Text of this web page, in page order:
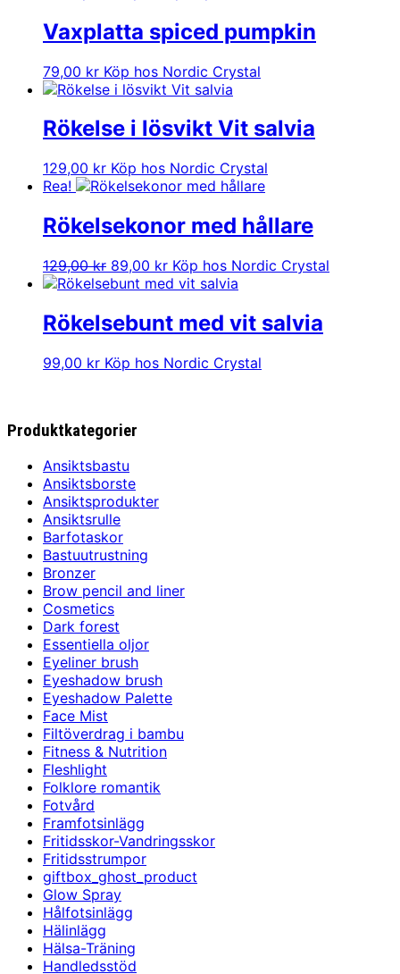
Vaxplatta spiced pumpkin
79,00 kr Köp hos Nordic Crystal
Rökelse i lösvikt Vit salvia
129,00 kr Köp hos Nordic Crystal
Rea!
Rökelsekonor med hållare
129,00kr Det
ursprungliga
var:
129,00 kr.
89,00 krDet
nuvarande
är:
89,00 kr.
Köp hos Nordic Crystal
Rökelsebunt med vit salvia
99,00 kr Köp hos Nordic Crystal
Produktkategorier
Ansiktsbastu
Ansiktsborste
Ansiktsprodukter
Ansiktsrulle
Barfotaskor
Bastuutrustning
Bronzer
Brow pencil and liner
Cosmetics
Dark forest
Essentiella oljor
Eyeliner brush
Eyeshadow brush
Eyeshadow Palette
Face Mist
Filtöverdrag i bambu
Fitness & Nutrition
Fleshlight
Folklore romantik
Fotvård
Framfotsinlägg
Fritidsskor-Vandringsskor
Fritidsstrumpor
giftbox_ghost_product
Glow Spray
Hålfotsinlägg
Hälinlägg
Hälsa-Träning
Handledsstöd